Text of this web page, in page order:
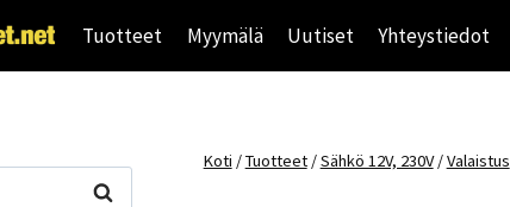
Tuotteet Myymälä Uutiset Yhteystiedot
Koti /Tuotteet /Sähkö 12V, 230V /Valaistus
Haku